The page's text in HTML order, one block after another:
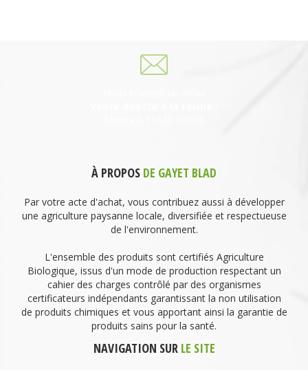
À PROPOS DE GAYET BLAD
Par votre acte d'achat, vous contribuez aussi à développer
une agriculture paysanne locale, diversifiée et respectueuse
de l'environnement.
L'ensemble des produits sont certifiés Agriculture
Biologique, issus d'un mode de production respectant un
cahier des charges contrôlé par des organismes
certificateurs indépendants garantissant la non utilisation
de produits chimiques et vous apportant ainsi la garantie de
produits sains pour la santé.
NAVIGATION SUR LE SITE